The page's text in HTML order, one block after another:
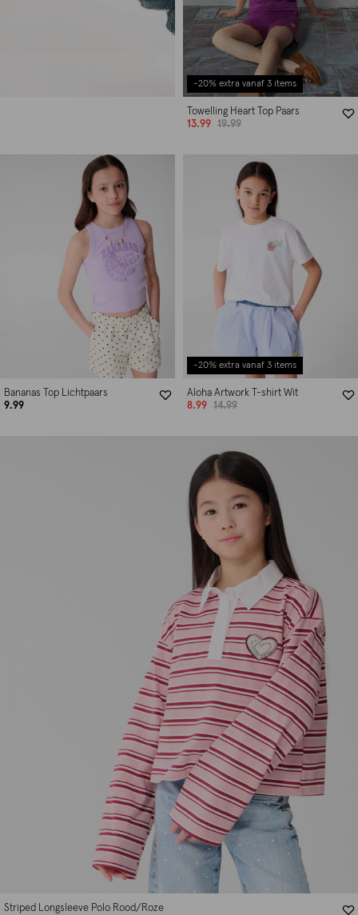
-20% extra vanaf 3 items
Towelling Heart Top Paars
13.99
19.99
Bananas Top Lichtpaars
9.99
-20% extra vanaf 3 items
Aloha Artwork T-shirt Wit
8.99
14.99
Striped Longsleeve Polo Rood/Roze